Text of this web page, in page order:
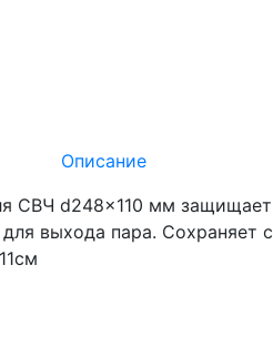
Описание
СВЧ d248x110 мм защищает
для выхода пара.